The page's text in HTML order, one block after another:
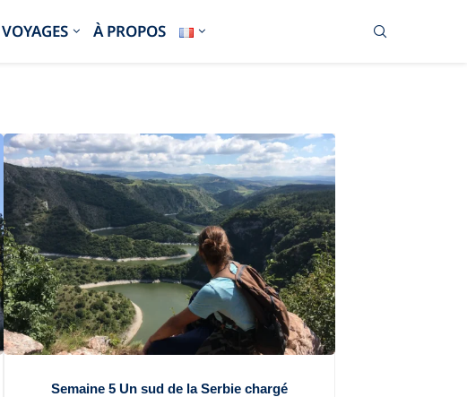
À PROPOS
Semaine 5 Un sud de la Serbie chargé